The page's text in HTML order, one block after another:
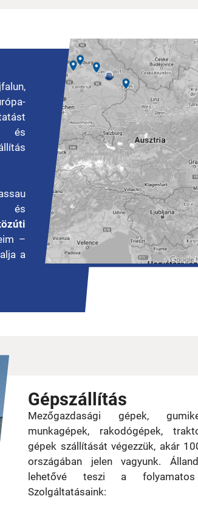
és
és
–
a
Gépszállítás
Mezőgazdasági gépek,
munkagépek, rakodógépek,
gépek szállítását végezzük, akár
országában jelen vagyunk.
lehetővé teszi a folyamatos
Szolgáltatásaink: